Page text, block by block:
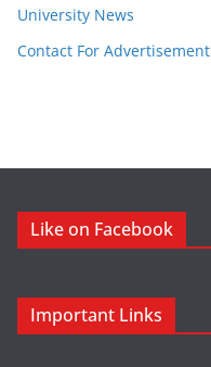
University News
Contact For Advertisement
Like on Facebook
Important Links